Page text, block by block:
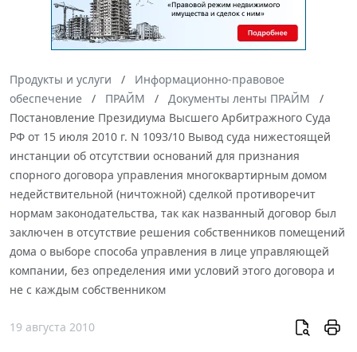
Продукты и услуги
Информационно-правовое
обеспечение
ПРАЙМ
Документы ленты ПРАЙМ
Постановление Президиума Высшего Арбитражного Суда
РФ от 15 июля 2010 г. N 1093/10 Вывод суда нижестоящей
инстанции об отсутствии оснований для признания
спорного договора управления многоквартирным домом
недействительной (ничтожной) сделкой противоречит
нормам законодательства, так как названный договор был
заключен в отсутствие решения собственников помещений
дома о выборе способа управления в лице управляющей
компании, без определения ими условий этого договора и
не с каждым собственником
19 августа 2010